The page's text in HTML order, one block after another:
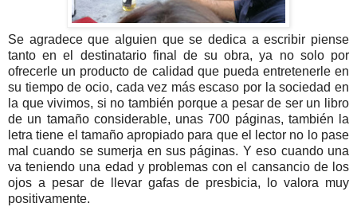
Se agradece que alguien que se dedica a escribir piense
tanto en el destinatario final de su obra, ya no solo por
ofrecerle un producto de calidad que pueda entretenerle en
su tiempo de ocio, cada vez más escaso por la sociedad en
la que vivimos, si no también porque a pesar de ser un libro
de un tamaño considerable, unas 700 páginas, también la
letra tiene el tamaño apropiado para que el lector no lo pase
mal cuando se sumerja en sus páginas. Y eso cuando una
va teniendo una edad y problemas con el cansancio de los
ojos a pesar de llevar gafas de presbicia, lo valora muy
positivamente.